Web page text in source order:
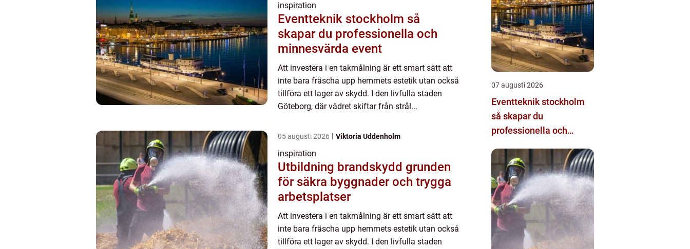
inspiration
Eventteknik stockholm så
skapar du professionella och
minnesvärda event
Att investera i en takmålning är ett smart sätt att
inte bara fräscha upp hemmets estetik utan också
tillföra ett lager av skydd. I den livfulla staden
Göteborg, där vädret skiftar från strål...
05 augusti 2026 Viktoria Uddenholm
inspiration
Utbildning brandskydd grunden
för säkra byggnader och trygga
arbetsplatser
Att investera i en takmålning är ett smart sätt att
inte bara fräscha upp hemmets estetik utan också
tillföra ett lager av skydd. I den livfulla staden
07 augusti 2026
Eventteknik stockholm
så skapar du
professionella och